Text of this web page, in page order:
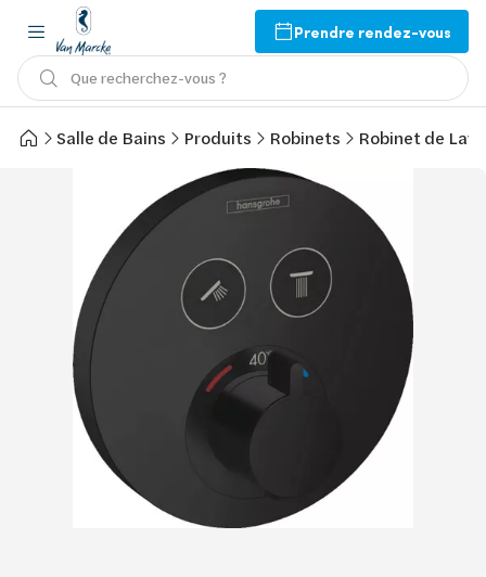
Prendre rendez-vous
Que recherchez-vous ?
Salle de Bains Produits Robinets Robinet de